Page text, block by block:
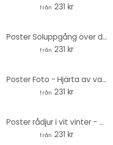
från 231 kr
Poster Soluppgång över det snötäckta berget - Annapurna Himal - Rund
från 231 kr
Poster Foto - Hjärta av vattendroppar på grönt blad - Rund
från 231 kr
Poster rådjur i vit vinter - Magnusson - Rund
från 231 kr